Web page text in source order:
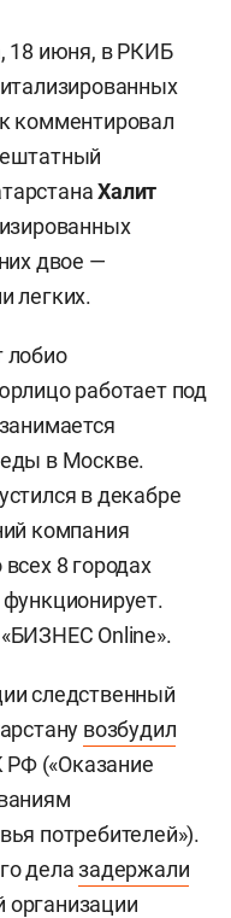
18 июня, в РКИБ
комментировал
Халит
двое —
легких.
лобио
работает под
в Москве.
в декабре
компания
8 городах
«БИЗНЕС Online».
следственный
возбудил
РФ («Оказание
потребителей»).
делазадержали
организации